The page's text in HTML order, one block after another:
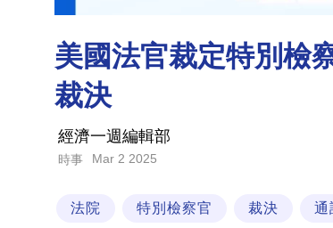
美國法官裁定特別檢
裁決
經濟一週編輯部
時事 Mar 2 2025
法院 特別檢察官 裁決 通